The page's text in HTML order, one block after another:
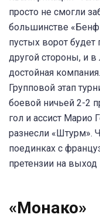
просто не смогли
большинстве
пустых ворот
другой стороны, и
достойная
Групповой этап
боевой ничьей 2-2
гол и ассист Марио
разнесли «Штурм».
поединках с
претензии на
«Монако»